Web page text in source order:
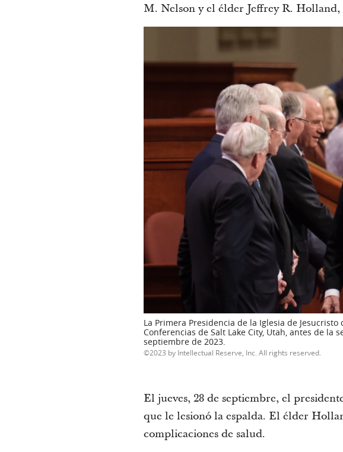
M. Nelson y el élder Jeffrey R.
La Primera Presidencia de la Iglesia de
Conferencias de Salt Lake City, Utah, antes de
septiembre de 2023.
2023 by Intellectual Reserve, Inc. All rights reserved.
El jueves, 28 de septiembre, el
que le lesionó la espalda. El élder
complicaciones de salud.